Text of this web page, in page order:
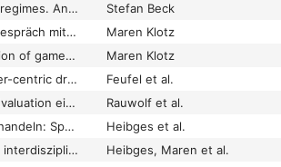
Globalisierte Reproduktionsregimes. Anmerkungen zur Emergenz biopolitischer Handlungsräume
Stefan Beck
Globalverwandtschaft. Im Gespräch mit Edith Hufnagel, Adoptivmutter und Vorstandsmitglied der Auslandsadoptionsvermittlungsstelle ‚Eltern-Kind-Brücke’
Maren Klotz
Hello Daddy! The construction of gamete donors and their kin-relations in UK regulatory discourse on donor anonymity
Maren Klotz
Heuristics for designing user-centric drug products: Lessons learned from Human Factors and Ergonomics
Feufel et al.
iKNOW – Entwicklung und Evaluation eines online-gestützten Beratungstools für BRCA1/2-Mutationsträgerinnen
Rauwolf et al.
Inklusive Digitalisierung verhandeln: Spannungsfelder und Impulse zur Lösung. Nachwort zum interdisziplinären Lehrbuch
Heibges et al.
Inklusive Digitalisierung: Ein interdisziplinäres Lehrbuch
Heibges, Maren et al.